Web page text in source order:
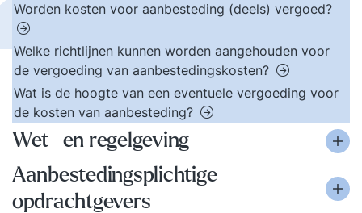
Worden kosten voor aanbesteding (deels) vergoed?
Welke richtlijnen kunnen worden aangehouden voor
de vergoeding van aanbestedingskosten?
Wat is de hoogte van een eventuele vergoeding voor
de kosten van aanbesteding?
Wet- en regelgeving
Aanbestedingsplichtige
opdrachtgevers